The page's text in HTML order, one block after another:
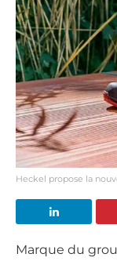
Heckel propose la
Marque du